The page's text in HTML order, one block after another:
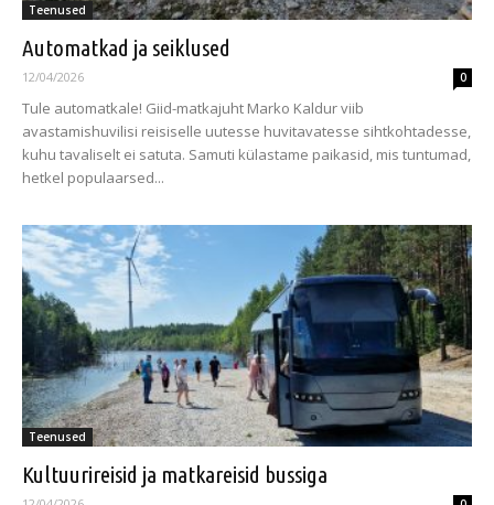
Teenused
Automatkad ja seiklused
12/04/2026 0
Tule automatkale! Giid-matkajuht Marko Kaldur viib
avastamishuvilisi reisiselle uutesse huvitavatesse sihtkohtadesse,
kuhu tavaliselt ei satuta. Samuti külastame paikasid, mis tuntumad,
hetkel populaarsed...
Teenused
Kultuurireisid ja matkareisid bussiga